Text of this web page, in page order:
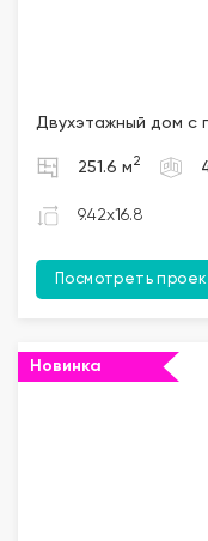
Двухэтажный дом с
251.6 м 2
9.42x16.8
Посмотреть
Новинка